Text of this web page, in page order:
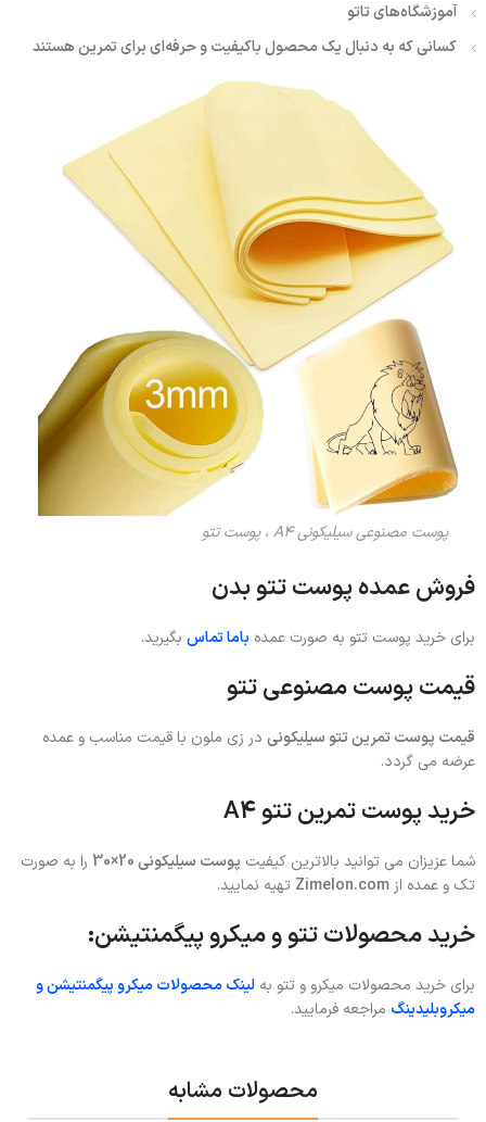
آموزشگاه‌های تاتو
کسانی که به دنبال یک محصول باکیفیت و حرفه‌ای برای تمرین هستند
پوست مصنوعی سیلیکونی A4 ، پوست تتو
فروش عمده پوست تتو بدن
برای خرید پوست تتو به صورت عمده باما تماس بگیرید.
قیمت پوست مصنوعی تتو
قیمت پوست تمرین تتو سیلیکونی در زی ملون با قیمت مناسب و عمده
عرضه می گردد.
خرید پوست تمرین تتو A4
شما عزیزان می توانید بالاترین کیفیت پوست سیلیکونی 20×30
را به صورت
تک و عمده از Zimelon.com تهیه نمایید.
خرید محصولات تتو و میکرو پیگمنتیشن:
برای خرید محصولات میکرو و تتو به لینک محصولات میکرو پیگمنتیشن و
میکروبلیدینگ مراجعه فرمایید.
محصولات مشابه